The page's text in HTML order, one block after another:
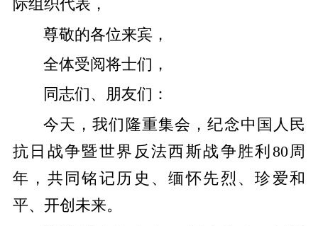
际组织代表，
尊敬的各位来宾，
全体受阅将士们，
同志们、朋友们：
今天，我们隆重集会，纪念中国人民
抗日战争暨世界反法西斯战争胜利80周
年，共同铭记历史、缅怀先烈、珍爱和
平、开创未来。